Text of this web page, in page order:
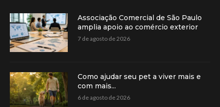
Associação Comercial de São Paulo
amplia apoio ao comércio exterior
7 de agosto de 2026
Como ajudar seu pet a viver mais e
com mais...
6 de agosto de 2026